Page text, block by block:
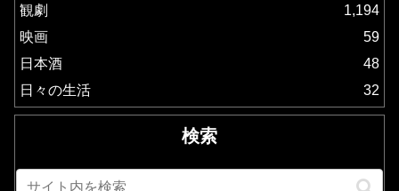
観劇
1,194
映画
59
日本酒
48
日々の生活
32
検索